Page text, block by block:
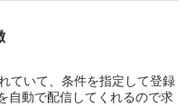
ていて、条件を指定して登録
自動で配信してくれるので求